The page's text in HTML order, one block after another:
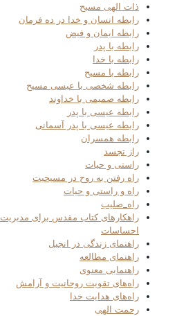
ذات الهی مسیح
رابطه انسان و خدا در ده فرمان
رابطه ایمان و فیض
رابطه با پدر
رابطه با خدا
رابطه با مسیح
رابطه شخصی با عیسی مسیح
رابطه صمیمی با خداوند
رابطه عیسی با پدر
رابطه عیسی با پدر آسمانی
رابطه همسران
راز تجسد
راستی و حیات
راه رفتن به روح در مسیحیت
راه و راستی و حیات
راه_صلیب
راهکارهای کتاب مقدس برای مدیریت
احساسات
راهنمای زندگی در انجیل
راهنمای مطالعه
راهنمایی معنوی
راه‌های تقویت روحانیت و آرامش
راه‌های هدایت خدا
رحمت الهی